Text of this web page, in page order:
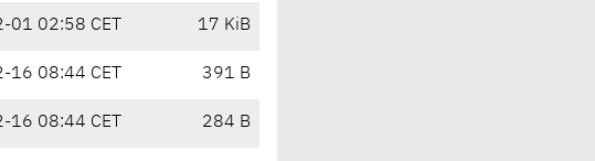
01 02:58 CET 17 KiB
16 08:44 CET 391 B
16 08:44 CET 284 B